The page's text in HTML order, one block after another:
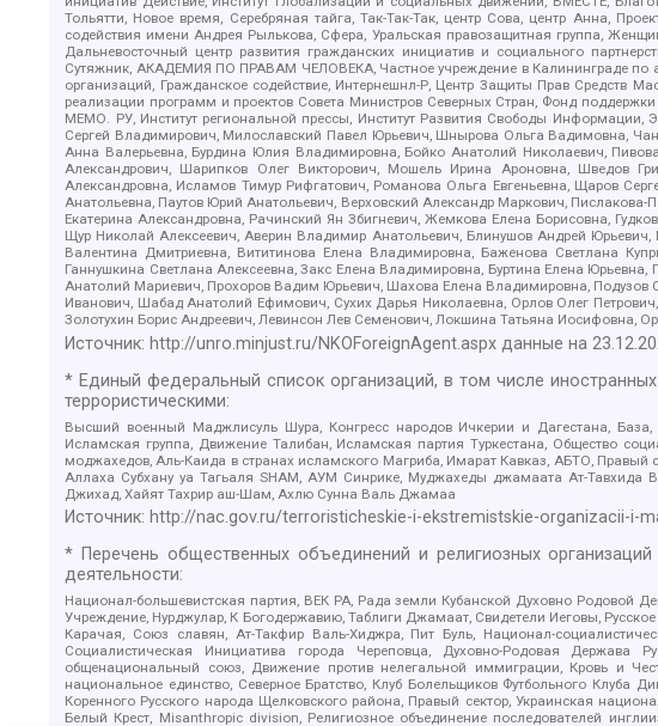
Тольятти, Новое время, Серебряная тайга, Так-Так-Так, центр Сова, центр Анна,
содействия имени Андрея Рылькова, Сфера, Уральская правозащитная группа,
Дальневосточный центр развития гражданских инициатив и социального
Сутяжник, АКАДЕМИЯ ПО ПРАВАМ ЧЕЛОВЕКА, Частное учреждение в Калининграде по
организаций, Гражданское содействие, Интернешнл-Р, Центр Защиты Прав Средств
реализации программ и проектов Совета Министров Северных Стран, Фонд
МЕМО. РУ, Институт региональной прессы, Институт Развития Свободы Информации,
Сергей Владимирович, Милославский Павел Юрьевич, Шнырова Ольга Вадимовна,
Анна Валерьевна, Бурдина Юлия Владимировна, Бойко Анатолий Николаевич,
Александрович, Шарипков Олег Викторович, Мошель Ирина Ароновна, Шведов
Александровна, Исламов Тимур Рифгатович, Романова Ольга Евгеньевна, Щаров
Анатольевна, Паутов Юрий Анатольевич, Верховский Александр Маркович,
Екатерина Александровна, Рачинский Ян Збигневич, Жемкова Елена Борисовна,
Щур Николай Алексеевич, Аверин Владимир Анатольевич, Блинушов Андрей
Валентина Дмитриевна, Вититинова Елена Владимировна, Баженова Светлана
Ганнушкина Светлана Алексеевна, Закс Елена Владимировна, Буртина Елена
Анатолий Мариевич, Прохоров Вадим Юрьевич, Шахова Елена Владимировна, Подузов
Иванович, Шабад Анатолий Ефимович, Сухих Дарья Николаевна, Орлов Олег
Золотухин Борис Андреевич, Левинсон Лев Семенович, Локшина Татьяна Иосифовна,
Источник: http://unro.minjust.ru/NKOForeignAgent.aspx данные на
* Единый федеральный список организаций, в том числе
террористическими:
Высший военный Маджлисуль Шура, Конгресс народов Ичкерии и Дагестана, База,
Исламская группа, Движение Талибан, Исламская партия Туркестана, Общество
моджахедов, Аль-Каида в странах исламского Магриба, Имарат Кавказ, АБТО,
Аллаха Субхану уа Тагьаля SHAM, АУМ Синрике, Муджахеды джамаата Ат-Тавхида
Джихад, Хайят Тахрир аш-Шам, Ахлю Сунна Валь Джамаа
Источник: http://nac.gov.ru/terroristicheskie-i-ekstremistskie-organizacii-i-
* Перечень общественных объединений и религиозных
деятельности:
Национал-большевистская партия, ВЕК РА, Рада земли Кубанской Духовно
Учреждение, Нурджулар, К Богодержавию, Таблиги Джамаат, Свидетели Иеговы,
Карачая, Союз славян, Ат-Такфир Валь-Хиджра, Пит Буль, Национал-
Социалистическая Инициатива города Череповца, Духовно-Родовая Держава
общенациональный союз, Движение против нелегальной иммиграции, Кровь и
национальное единство, Северное Братство, Клуб Болельщиков Футбольного
Коренного Русского народа Щелковского района, Правый сектор, Украинская
Белый Крест, Misanthropic division, Религиозное объединение последователей